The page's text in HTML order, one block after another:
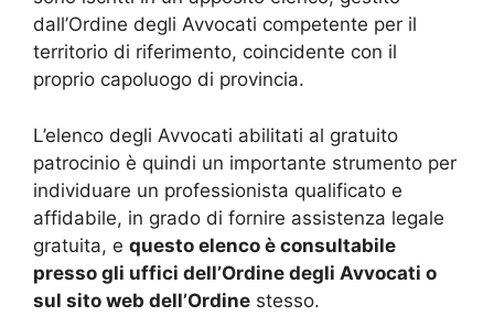
dall’Ordine degli Avvocati competente per il
territorio di riferimento, coincidente con il
proprio capoluogo di provincia.
L’elenco degli Avvocati abilitati al gratuito
patrocinio è quindi un importante strumento per
individuare un professionista qualificato e
affidabile, in grado di fornire assistenza legale
gratuita, e questo elenco è consultabile
presso gli uffici dell’Ordine degli Avvocati o
sul sito web dell’Ordine stesso.